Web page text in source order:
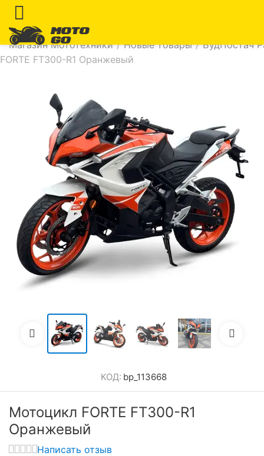
Магазин Мототехники / Новые товары / БудПостач
FORTE FT300-R1 Оранжевый
КОД: bp_113668
Мотоцикл FORTE FT300-R1
Оранжевый
Написать отзыв